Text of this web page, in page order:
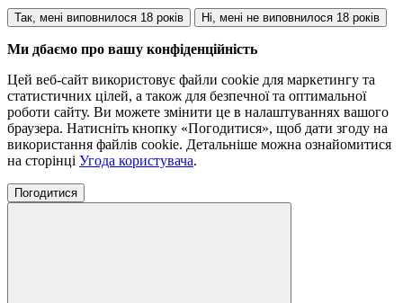
Так, мені виповнилося 18 років Ні, мені не виповнилося 18 років
Ми дбаємо про вашу конфіденційність
Цей веб-сайт використовує файли cookie для маркетингу та
статистичних цілей, а також для безпечної та оптимальної
роботи сайту. Ви можете змінити це в налаштуваннях вашого
браузера. Натисніть кнопку «Погодитися», щоб дати згоду на
використання файлів cookie. Детальніше можна ознайомитися
на сторінці Угода користувача.
Погодитися